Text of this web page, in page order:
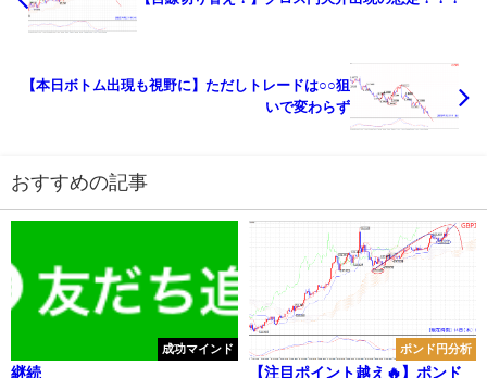
【本日ボトム出現も視野に】ただしトレードは○○狙
いで変わらず
おすすめの記事
成功マインド
継続
ポンド円分析
【注目ポイント越え🔥】ポンド